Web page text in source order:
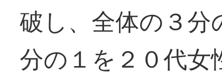
破し、全体の３分
分の１を２０代女